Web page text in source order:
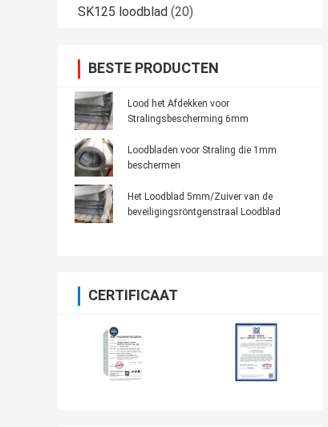
SK125 loodblad (20)
BESTE PRODUCTEN
Lood het Afdekken voor
Stralingsbescherming 6mm
Loodbladen voor Straling die 1mm
beschermen
Het Loodblad 5mm/Zuiver van de
beveiligingsröntgenstraal Loodblad
CERTIFICAAT